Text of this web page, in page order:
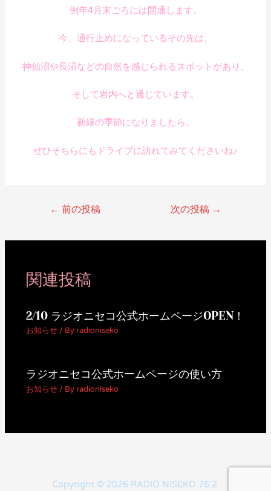
例年4月末ごろには開通します。
今、通行止めになっているその先は、
神仙沼や長沼などの自然を感じられるスポットがあり、
そして岩内へと通じています。
新緑の季節になりましたら、
ぜひそちらにもドライブに訪れてみてくださいね♪
← 前の投稿 次の投稿 →
関連投稿
2/10 ラジオニセコ公式ホームページOPEN！
お知らせ/ By radioniseko
ラジオニセコ公式ホームページの使い方
お知らせ/ By radioniseko
Copyright © 2026 RADIO NISEKO 76.2